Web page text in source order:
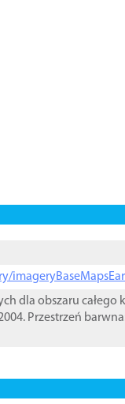
dla obszaru całego
Przestrzeń